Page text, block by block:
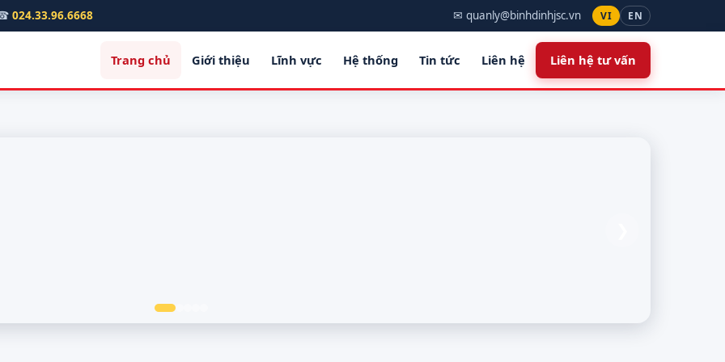
024.33.96.6668 ✉ quanly@binhdinhjsc.vn VI EN
Trang chủ Giới thiệu Lĩnh vực Hệ thống Tin tức Liên hệ Liên hệ tư vấn